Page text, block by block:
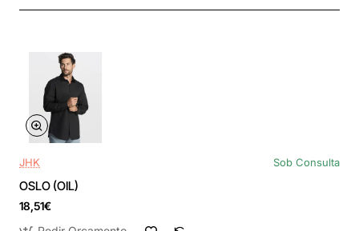
JHK Sob Consulta
OSLO (OIL)
18,51€